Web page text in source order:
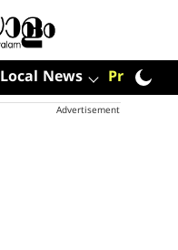
Local News Premium
Advertisement